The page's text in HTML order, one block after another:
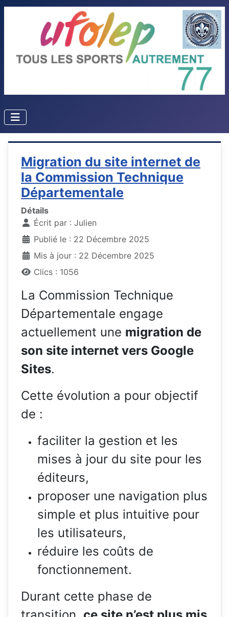
Migration du site internet de
la Commission Technique
Départementale
Détails
Écrit par : Julien
Publié le : 22 Décembre 2025
Mis à jour : 22 Décembre 2025
Clics : 1056
La Commission Technique
Départementale engage
actuellement une migration de
son site internet vers Google
Sites.
Cette évolution a pour objectif
de :
faciliter la gestion et les
mises à jour du site pour les
éditeurs,
proposer une navigation plus
simple et plus intuitive pour
les utilisateurs,
réduire les coûts de
fonctionnement.
Durant cette phase de